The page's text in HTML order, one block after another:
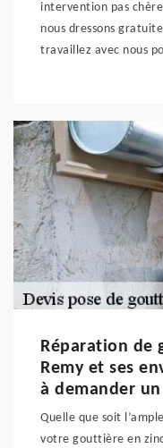
intervention pas
nous dressons
travaillez avec nous
Réparation de
Remy et ses
à demander
Quelle que soit
votre gouttière en